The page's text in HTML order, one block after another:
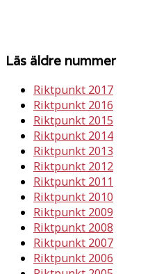
Läs äldre nummer
Riktpunkt 2017
Riktpunkt 2016
Riktpunkt 2015
Riktpunkt 2014
Riktpunkt 2013
Riktpunkt 2012
Riktpunkt 2011
Riktpunkt 2010
Riktpunkt 2009
Riktpunkt 2008
Riktpunkt 2007
Riktpunkt 2006